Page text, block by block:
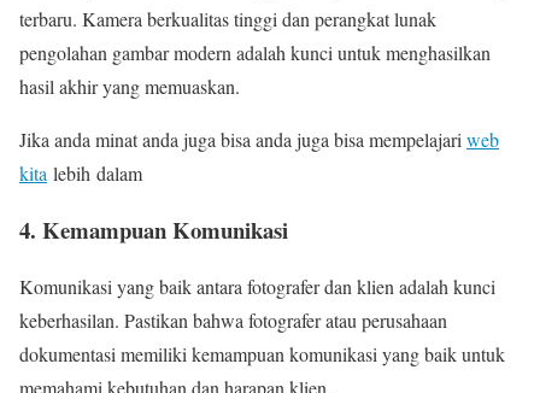
terbaru. Kamera berkualitas tinggi dan perangkat lunak
pengolahan gambar modern adalah kunci untuk menghasilkan
hasil akhir yang memuaskan.
Jika anda minat anda juga bisa anda juga bisa mempelajariweb
kita lebih dalam
4. Kemampuan Komunikasi
Komunikasi yang baik antara fotografer dan klien adalah kunci
keberhasilan. Pastikan bahwa fotografer atau perusahaan
dokumentasi memiliki kemampuan komunikasi yang baik untuk
memahami kebutuhan dan harapan klien.